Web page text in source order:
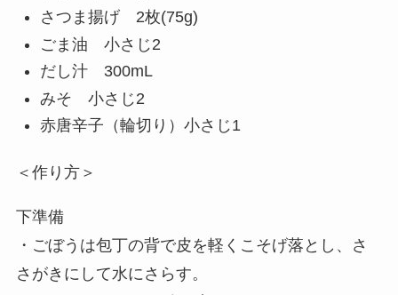
さつま揚げ 2枚(75g)
ごま油 小さじ2
だし汁 300mL
みそ 小さじ2
赤唐辛子（輪切り）小さじ1
＜作り方＞
下準備
・ごぼうは包丁の背で皮を軽くこそげ落とし、さ
さがきにして水にさらす。